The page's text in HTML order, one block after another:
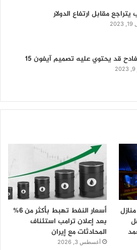
يتراجع مقابل ارتفاع الدولار
قد يحتوي عليه تصميم آيفون 15
أسعار النفط تهبط بأكثر من 6%
بعد إعلان ترامب استئناف
المحادثات مع إيران
أغسطس 3, 2026